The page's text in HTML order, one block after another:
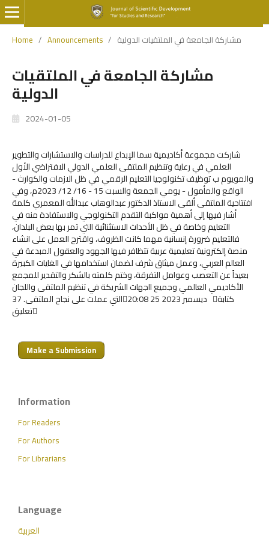
Home / Announcements / مشاركة الجامعة في الملتقيات الدولية
مشاركة الجامعة في الملتقيات
الدولية
2024-01-05
شاركت مجموعة أكاديمية سما الإبداع للدراسات والاستشارات والتطوير
العلمي في رعاية وتنظيم الملتقى العلمي الدولي الافتراضي الأول
والمويوم ب توظيف تكنولوجيا التعليم الرقمي في ظل الازمات والكوارث -
الواقع والمأمول - يومي الجمعة والسبت 15 - 16/ 12/ 2023م، وفي
افتتاحية الملتقى ألقى الاستاذ الدكتور عبدالوهاب عبدالله المعمري كلمة
أشار فيها إلى أهمية مواكبة التقدم التكنولوجي والاستفادة منه في
التعليم وخاصة في ظل الأحداث الاستثنائية التي تمر بها بعض البلدان،
فالتعليم ضرورة إنسانية مهما كانت الظروف، واقترح العمل على انشاء
منصة إلكترونية تعليمية عربية تتظافر فيها الجهود والعقول المبدعة في
العالم العربي، وعمل ميثاق شرف لضمان استخدامها في الغايات الكبيرة
بعيداً عن التعصب وعوامل التفرقة، وختم كلمته بالشكر والتقدير للمجمع
الأكاديمي العالمي وجميع ااجهات الشريكة في تنظيم الملتقى واللجان
التي عملت على نجاح الملتقى. 3720:08 25 ديسمبر 2023 كتابة
تعليق
Make a Submission
Information
For Readers
For Authors
For Librarians
Language
العربية